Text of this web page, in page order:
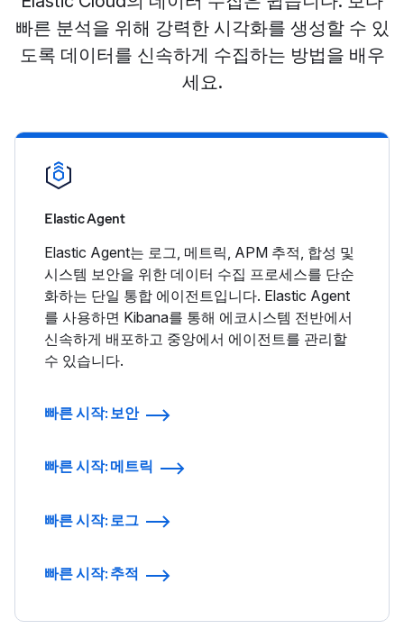
빠른 분석을 위해 강력한 시각화를 생성할 수 있
도록 데이터를 신속하게 수집하는 방법을 배우
세요.
Elastic Agent
Elastic Agent는 로그, 메트릭, APM 추적, 합성 및
시스템 보안을 위한 데이터 수집 프로세스를 단순
화하는 단일 통합 에이전트입니다. Elastic Agent
를 사용하면 Kibana를 통해 에코시스템 전반에서
신속하게 배포하고 중앙에서 에이전트를 관리할
수 있습니다.
빠른 시작: 보안
빠른 시작: 메트릭
빠른 시작: 로그
빠른 시작: 추적